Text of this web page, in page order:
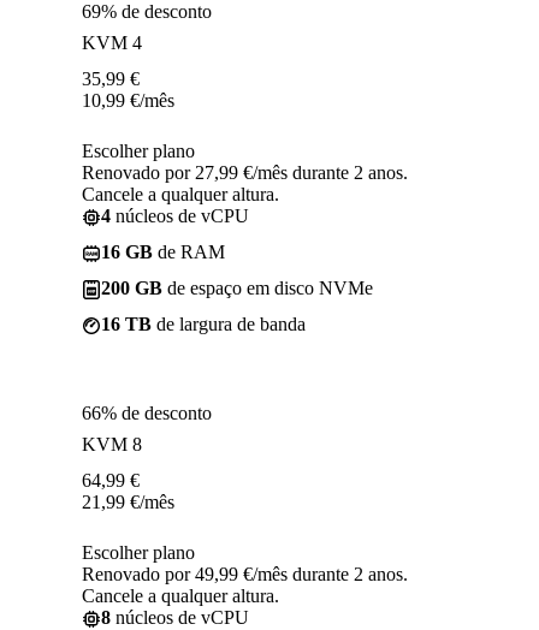
69% de desconto
KVM 4
35,99 €
10,99 €/mês
Escolher plano
Renovado por 27,99 €/mês durante 2 anos.
Cancele a qualquer altura.
4 núcleos de vCPU
16 GB de RAM
200 GB de espaço em disco NVMe
16 TB de largura de banda
66% de desconto
KVM 8
64,99 €
21,99 €/mês
Escolher plano
Renovado por 49,99 €/mês durante 2 anos.
Cancele a qualquer altura.
8 núcleos de vCPU